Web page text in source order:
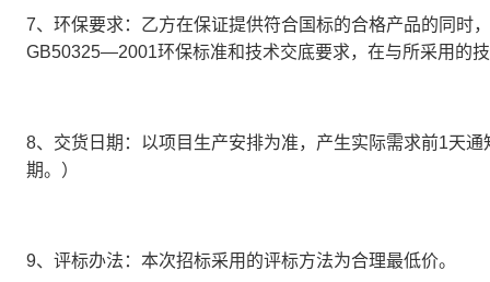
7、环保要求： 乙方在保证提供符合国标的合格产品的同时
GB50325—2001环保标准和技术交底要求，在与所采用的
8、交货日期： 以项目生产安排为准，产生实际需求前1天通
期。）
9、评标办法： 本次招标采用的评标方法为合理最低价。